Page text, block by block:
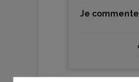
Je commente